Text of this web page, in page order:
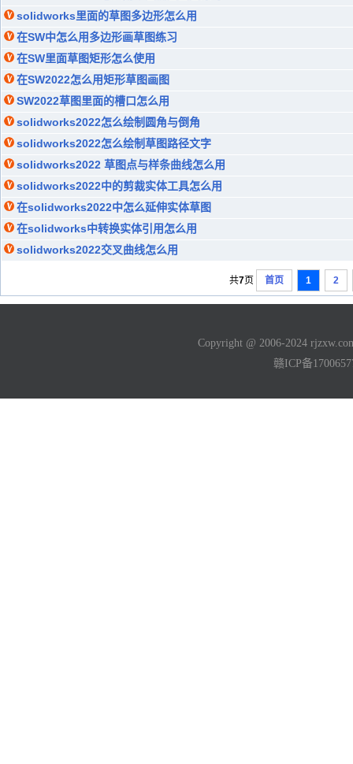
solidworks里面的草图多边形怎么用
在SW中怎么用多边形画草图练习
在SW里面草图矩形怎么使用
在SW2022怎么用矩形草图画图
SW2022草图里面的槽口怎么用
solidworks2022怎么绘制圆角与倒角
solidworks2022怎么绘制草图路径文字
solidworks2022 草图点与样条曲线怎么用
solidworks2022中的剪裁实体工具怎么用
在solidworks2022中怎么延伸实体草图
在solidworks中转换实体引用怎么用
solidworks2022交叉曲线怎么用
共7页 首页 1 2
Copyright @ 2006-2024
赣ICP备